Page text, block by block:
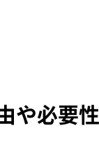
や必要